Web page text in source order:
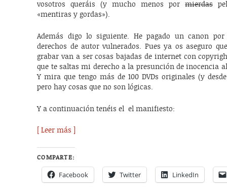
vosotros queráis (y mucho menos por mierdas
«mentiras y gordas»).
Además digo lo siguiente. He pagado un canon por
derechos de autor vulnerados. Pues ya os aseguro
grabar van a ser cosas bajadas de internet con
que te saltas mi derecho a la presunción de inocencia
Y mira que tengo más de 100 DVDs originales (y
pero hay cosas que no son lógicas.
Y a continuación tenéis el el manifiesto:
[ Leer más ]
COMPARTE:
Facebook Twitter LinkedIn